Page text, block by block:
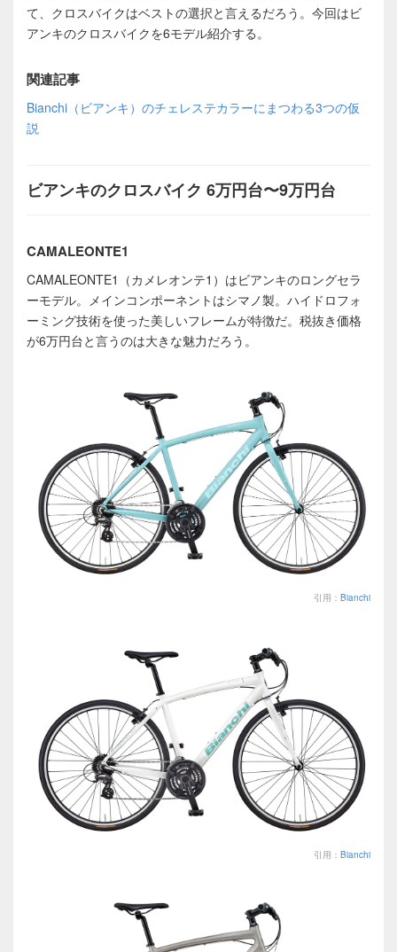
て、クロスバイクはベストの選択と言えるだろう。今回はビ
アンキのクロスバイクを6モデル紹介する。
関連記事
Bianchi（ビアンキ）のチェレステカラーにまつわる3つの仮
説
ビアンキのクロスバイク 6万円台〜9万円台
CAMALEONTE1
CAMALEONTE1 （カメレオンテ1 ）はビアンキのロングセラ
ーモデル。メインコンポーネントはシマノ製。ハイドロフォ
ーミング技術を使った美しいフレームが特徴だ。税抜き価格
が6万円台と言うのは大きな魅力だろう。
引用： Bianchi
引用： Bianchi